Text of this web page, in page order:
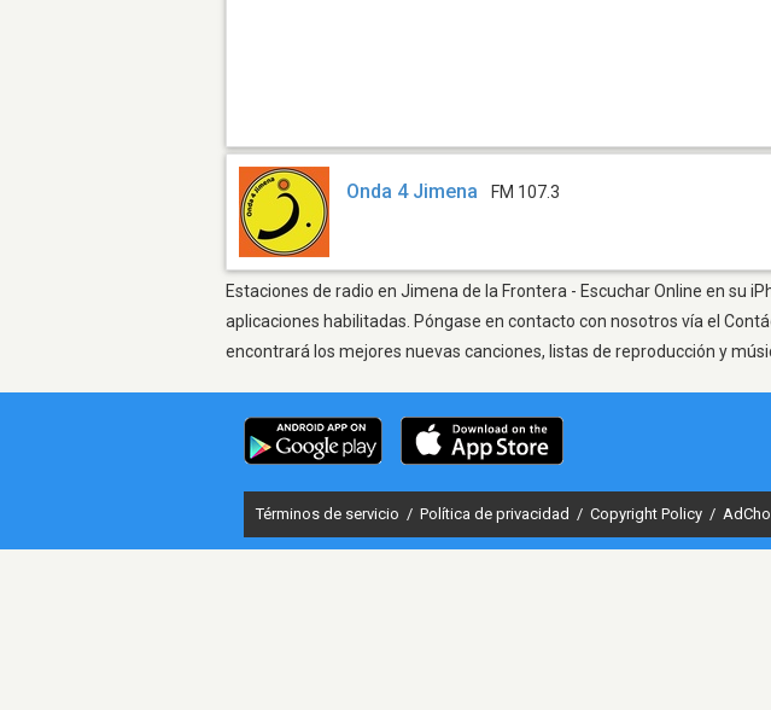
Onda 4 Jimena FM 107.3
Estaciones de radio en Jimena de la Frontera - Escuchar Online en su
aplicaciones habilitadas. Póngase en contacto con nosotros vía el
encontrará los mejores nuevas canciones, listas de reproducción y
Términos de servicio / Política de privacidad / Copyright Policy /